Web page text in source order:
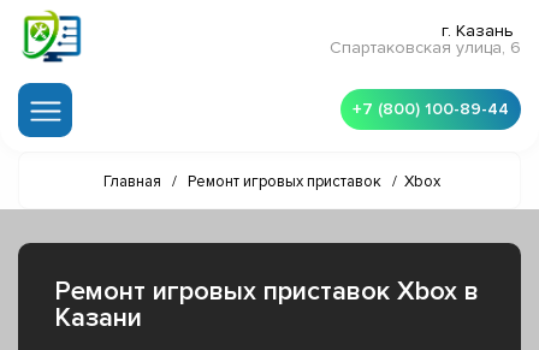
г. Казань
Спартаковская улица, 6
+7 (800) 100-89-44
Главная / Ремонт игровых приставок / Xbox
Ремонт игровых приставок Xbox в
Казани